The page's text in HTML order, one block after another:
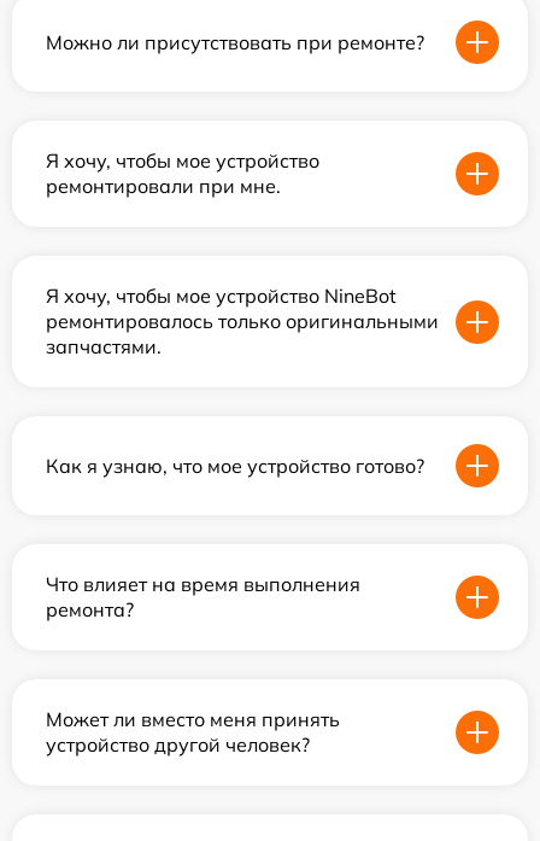
Можно ли присутствовать при ремонте?
Я хочу, чтобы мое устройство
ремонтировали при мне.
Я хочу, чтобы мое устройство NineBot
ремонтировалось только оригинальными
запчастями.
Как я узнаю, что мое устройство готово?
Что влияет на время выполнения
ремонта?
Может ли вместо меня принять
устройство другой человек?